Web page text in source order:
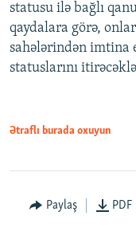
Auto
statusu ilə bağlı
qaydalara görə,
sahələrindən imtina
statuslarını
Ətraflı burada oxuyun
Paylaş PDF